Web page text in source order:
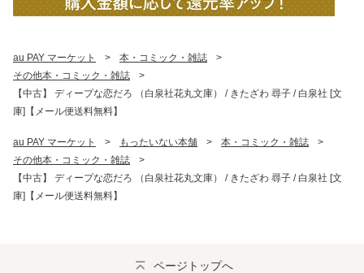
au PAY マーケット > 本・コミック・雑誌
>
その他本・コミック・雑誌
>
【中古】 ディープな恋だろ （白泉社花丸文庫） / きたざわ 尋子 / 白泉社 [文
庫]【メール便送料無料】
au PAY マーケット > もったいない本舗 > 本・コミック・雑誌
>
その他本・コミック・雑誌
>
【中古】 ディープな恋だろ （白泉社花丸文庫） / きたざわ 尋子 / 白泉社 [文
庫]【メール便送料無料】
ページトップへ